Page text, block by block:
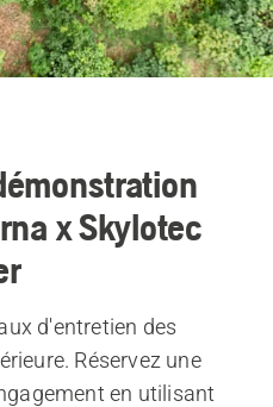
x Skylotec
d'entretien des
Réservez une
en utilisant